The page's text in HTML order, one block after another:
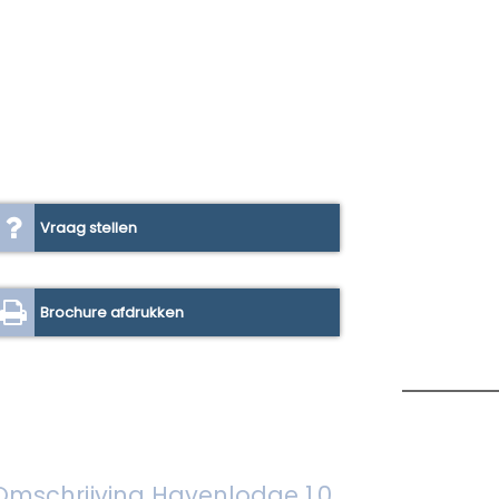
Vraag stellen
Brochure afdrukken